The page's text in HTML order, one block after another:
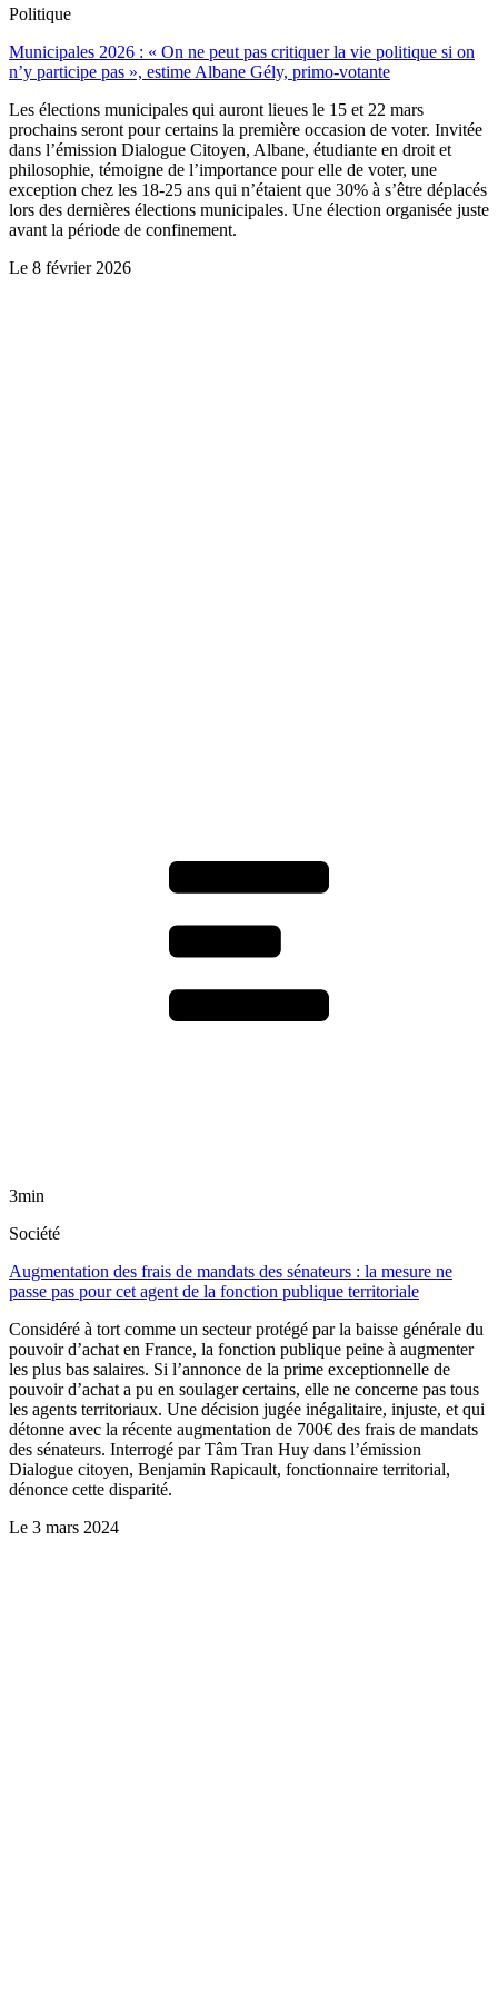
Politique
Municipales 2026 : « On ne peut pas critiquer la vie politique si on
n’y participe pas », estime Albane Gély, primo-votante
Les élections municipales qui auront lieues le 15 et 22 mars
prochains seront pour certains la première occasion de voter. Invitée
dans l’émission Dialogue Citoyen, Albane, étudiante en droit et
philosophie, témoigne de l’importance pour elle de voter, une
exception chez les 18-25 ans qui n’étaient que 30% à s’être déplacés
lors des dernières élections municipales. Une élection organisée juste
avant la période de confinement.
Le 8 février 2026
3min
Société
Augmentation des frais de mandats des sénateurs : la mesure ne
passe pas pour cet agent de la fonction publique territoriale
Considéré à tort comme un secteur protégé par la baisse générale du
pouvoir d’achat en France, la fonction publique peine à augmenter
les plus bas salaires. Si l’annonce de la prime exceptionnelle de
pouvoir d’achat a pu en soulager certains, elle ne concerne pas tous
les agents territoriaux. Une décision jugée inégalitaire, injuste, et qui
détonne avec la récente augmentation de 700€ des frais de mandats
des sénateurs. Interrogé par Tâm Tran Huy dans l’émission
Dialogue citoyen, Benjamin Rapicault, fonctionnaire territorial,
dénonce cette disparité.
Le 3 mars 2024